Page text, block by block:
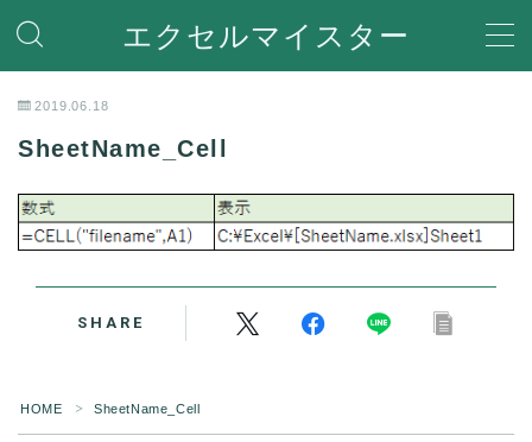
エクセルマイスター
ホーム
関数 関数機能を解説
便利な機能 Ecxelの便利な機能や使い方を紹介
2019.06.18
SheetName_Cell
SHARE
HOME ＞ SheetName_Cell